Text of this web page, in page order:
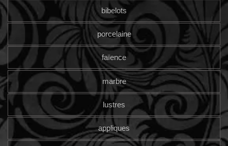
bibelots
porcelaine
faïence
marbre
lustres
appliques